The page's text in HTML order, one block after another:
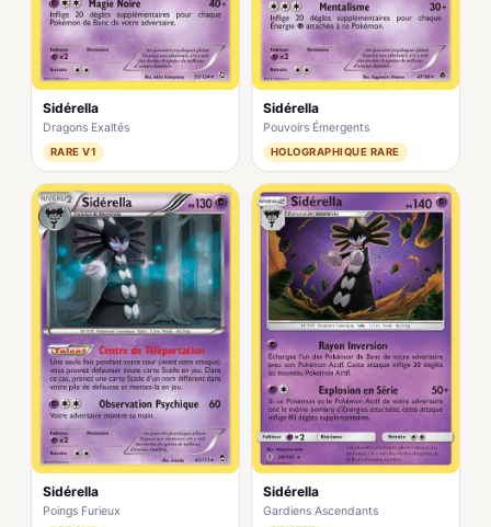
Sidérella
Dragons Exaltés
RARE V1
Sidérella
Pouvoirs Émergents
HOLOGRAPHIQUE RARE
Sidérella
Poings Furieux
Sidérella
Gardiens Ascendants